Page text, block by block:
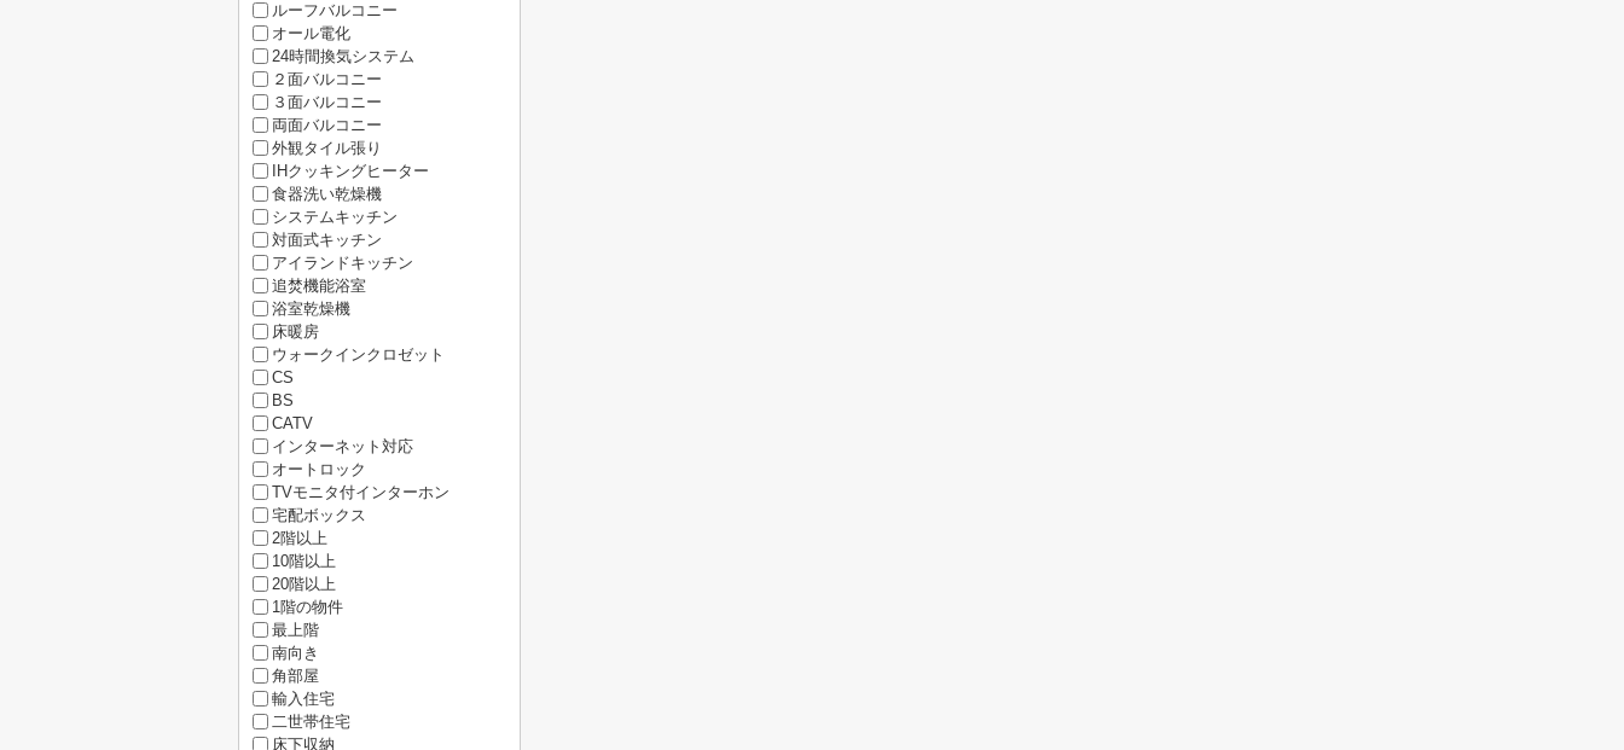
ルーフバルコニー
オール電化
24時間換気システム
２面バルコニー
３面バルコニー
両面バルコニー
外観タイル張り
IHクッキングヒーター
食器洗い乾燥機
システムキッチン
対面式キッチン
アイランドキッチン
追焚機能浴室
浴室乾燥機
床暖房
ウォークインクロゼット
CS
BS
CATV
インターネット対応
オートロック
TVモニタ付インターホン
宅配ボックス
2階以上
10階以上
20階以上
1階の物件
最上階
南向き
角部屋
輸入住宅
二世帯住宅
床下収納